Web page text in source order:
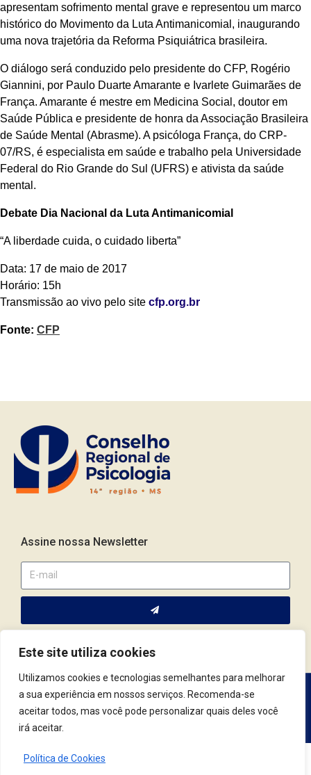
Este site utiliza cookies
Utilizamos cookies e tecnologias semelhantes para melhorar
a sua experiência em nossos serviços. Recomenda-se
aceitar todos, mas você pode personalizar quais deles você
irá aceitar.
Política de Cookies
apresentam sofrimento mental grave e representou um marco
histórico do Movimento da Luta Antimanicomial, inaugurando
uma nova trajetória da Reforma Psiquiátrica brasileira.
O diálogo será conduzido pelo presidente do CFP, Rogério
Giannini, por Paulo Duarte Amarante e Ivarlete Guimarães de
França. Amarante é mestre em Medicina Social, doutor em
Saúde Pública e presidente de honra da Associação Brasileira
de Saúde Mental (Abrasme). A psicóloga França, do CRP-
07/RS, é especialista em saúde e trabalho pela Universidade
Federal do Rio Grande do Sul (UFRS) e ativista da saúde
mental.
Debate Dia Nacional da Luta Antimanicomial
“A liberdade cuida, o cuidado liberta”
Data: 17 de maio de 2017
Horário: 15h
Transmissão ao vivo pelo site cfp.org.br
Fonte: CFP
Assine nossa Newsletter
Av. Fernando Corrêa da Costa, 2044 | Cep.: 79.004-311 | Campo
Grande / MS | (67) 3382.4801 | (67) 9123.7759